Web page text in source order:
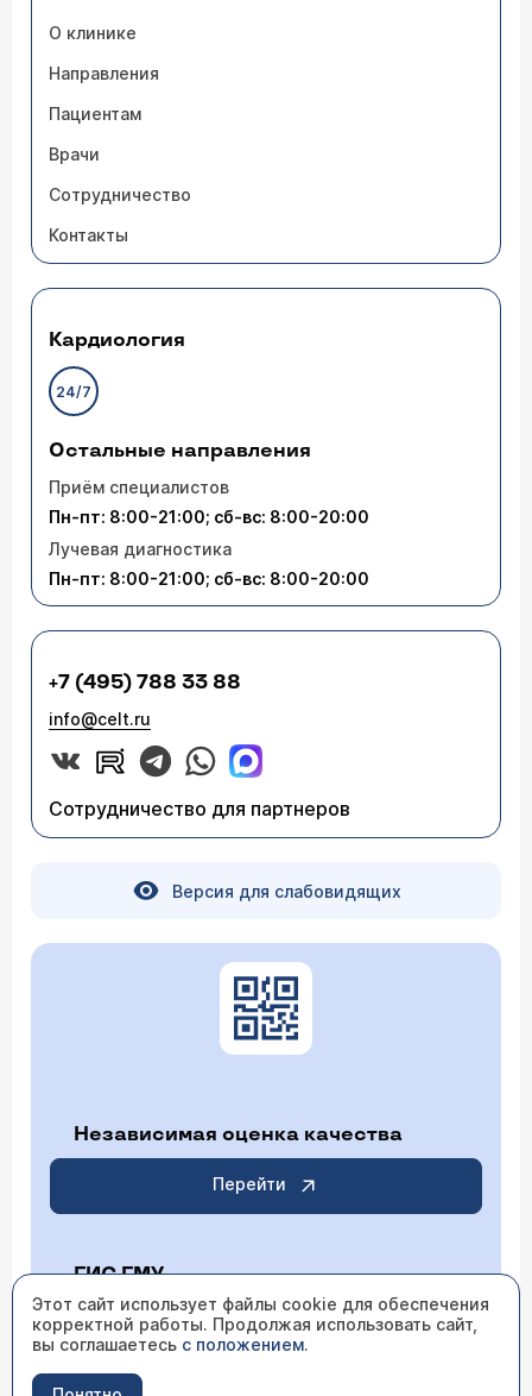
О клинике
Направления
Пациентам
Врачи
Сотрудничество
Контакты
Кардиология
24/7
Остальные направления
Приём специалистов
Пн-пт: 8:00-21:00; сб-вс: 8:00-20:00
Лучевая диагностика
Пн-пт: 8:00-21:00; сб-вс: 8:00-20:00
+7 (495) 788 33 88
info@celt.ru
Сотрудничество для партнеров
Версия для слабовидящих
Независимая оценка качества
Перейти
ГИС ГМУ
Перейти
Этот сайт использует файлы cookie для обеспечения
корректной работы. Продолжая использовать сайт,
вы соглашаетесь с положением.